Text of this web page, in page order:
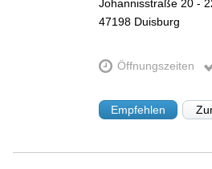
Johannisstraße 20 -
47198 Duisburg
Öffnungszeiten
Empfehlen